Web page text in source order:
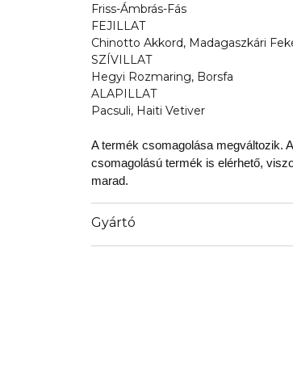
Friss-Ámbrás-Fás
FEJILLAT
Chinotto Akkord, Madagaszkári
SZÍVILLAT
Hegyi Rozmaring, Borsfa
ALAPILLAT
Pacsuli, Haiti Vetiver
A termék csomagolása megváltozik.
csomagolású termék is elérhető,
marad.
Gyártó